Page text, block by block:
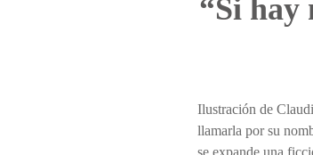
“Si hay
Ilustración de
llamarla por su
se expande una